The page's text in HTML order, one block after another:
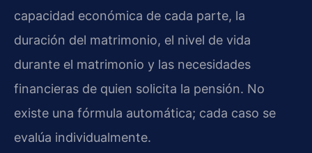
capacidad económica de cada parte, la
duración del matrimonio, el nivel de vida
durante el matrimonio y las necesidades
financieras de quien solicita la pensión. No
existe una fórmula automática; cada caso se
evalúa individualmente.